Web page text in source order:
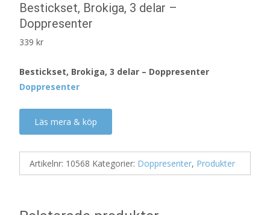
Bestickset, Brokiga, 3 delar –
Doppresenter
339 kr
Bestickset, Brokiga, 3 delar – Doppresenter
Doppresenter
Läs mera & köp
Artikelnr: 10568 Kategorier: Doppresenter, Produkter